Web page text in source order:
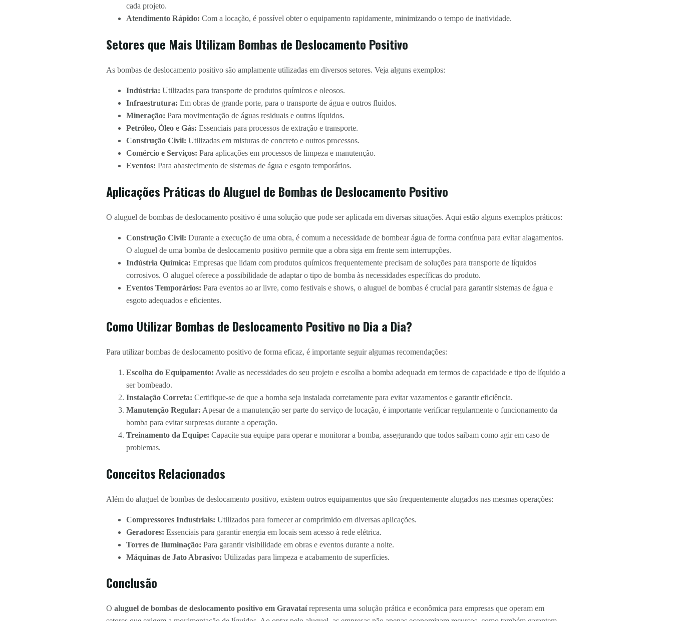
cada projeto.
Atendimento Rápido: Com a locação, é possível obter o equipamento rapidamente, minimizando o tempo de inatividade.
Setores que Mais Utilizam Bombas de Deslocamento Positivo
As bombas de deslocamento positivo são amplamente utilizadas em diversos setores. Veja alguns exemplos:
Indústria: Utilizadas para transporte de produtos químicos e oleosos.
Infraestrutura: Em obras de grande porte, para o transporte de água e outros fluidos.
Mineração: Para movimentação de águas residuais e outros líquidos.
Petróleo, Óleo e Gás: Essenciais para processos de extração e transporte.
Construção Civil: Utilizadas em misturas de concreto e outros processos.
Comércio e Serviços: Para aplicações em processos de limpeza e manutenção.
Eventos: Para abastecimento de sistemas de água e esgoto temporários.
Aplicações Práticas do Aluguel de Bombas de Deslocamento Positivo
O aluguel de bombas de deslocamento positivo é uma solução que pode ser aplicada em diversas situações. Aqui estão alguns exemplos práticos:
Construção Civil: Durante a execução de uma obra, é comum a necessidade de bombear água de forma contínua para evitar alagamentos.
O aluguel de uma bomba de deslocamento positivo permite que a obra siga em frente sem interrupções.
Indústria Química: Empresas que lidam com produtos químicos frequentemente precisam de soluções para transporte de líquidos
corrosivos. O aluguel oferece a possibilidade de adaptar o tipo de bomba às necessidades específicas do produto.
Eventos Temporários: Para eventos ao ar livre, como festivais e shows, o aluguel de bombas é crucial para garantir sistemas de água e
esgoto adequados e eficientes.
Como Utilizar Bombas de Deslocamento Positivo no Dia a Dia?
Para utilizar bombas de deslocamento positivo de forma eficaz, é importante seguir algumas recomendações:
Escolha do Equipamento: Avalie as necessidades do seu projeto e escolha a bomba adequada em termos de capacidade e tipo de líquido a
ser bombeado.
Instalação Correta: Certifique-se de que a bomba seja instalada corretamente para evitar vazamentos e garantir eficiência.
Manutenção Regular: Apesar de a manutenção ser parte do serviço de locação, é importante verificar regularmente o funcionamento da
bomba para evitar surpresas durante a operação.
Treinamento da Equipe: Capacite sua equipe para operar e monitorar a bomba, assegurando que todos saibam como agir em caso de
problemas.
Conceitos Relacionados
Além do aluguel de bombas de deslocamento positivo, existem outros equipamentos que são frequentemente alugados nas mesmas operações:
Compressores Industriais: Utilizados para fornecer ar comprimido em diversas aplicações.
Geradores: Essenciais para garantir energia em locais sem acesso à rede elétrica.
Torres de Iluminação: Para garantir visibilidade em obras e eventos durante a noite.
Máquinas de Jato Abrasivo: Utilizadas para limpeza e acabamento de superfícies.
Conclusão
O aluguel de bombas de deslocamento positivo em Gravataírepresenta uma solução prática e econômica para empresas que operam em